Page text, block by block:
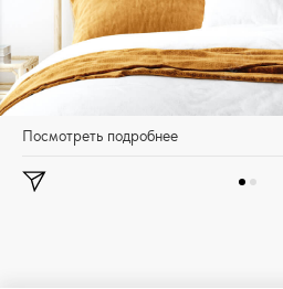
Посмотреть подробнее